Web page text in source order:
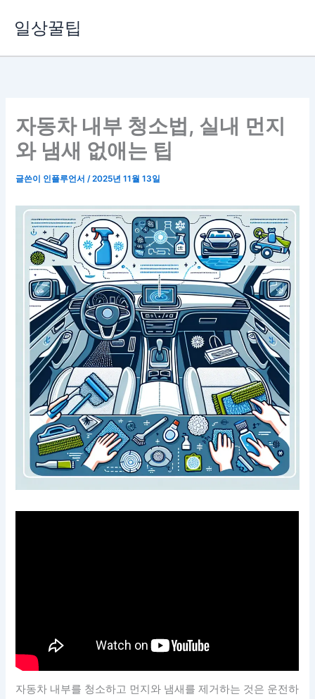
로
일상꿀팁
자동차 내부 청소법, 실내 먼지
와 냄새 없애는 팁
글쓴이 인플루언서/2025년 11월 13일
자동차 내부를 청소하고 먼지와 냄새를 제거하는 것은 운전하